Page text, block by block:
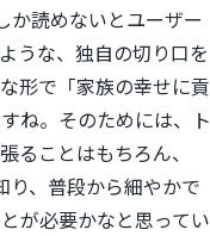
か読めないとユーザー
うな、独自の切り口を
形で「家族の幸せに貢
ね。そのためには、ト
ることはもちろん、
、普段から細やかで
が必要かなと思ってい